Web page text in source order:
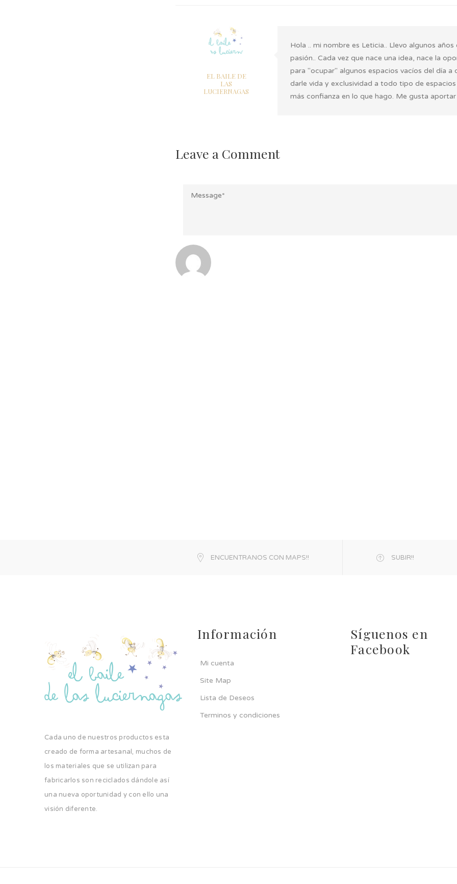
EL BAILE DE
LAS
LUCIERNAGAS
Hola .. mi nombre es Leticia.. Llevo algunos
pasión.. Cada vez que nace una idea, nace la
para "ocupar" algunos espacios vacíos del día
darle vida y exclusividad a todo tipo de
más confianza en lo que hago. Me gusta
Leave a Comment
ENCUENTRANOS CON MAPS!! SUBIR!!
Cada uno de nuestros productos esta
creado de forma artesanal, muchos de
los materiales que se utilizan para
fabricarlos son reciclados dándole así
una nueva oportunidad y con ello una
visión diferente.
Información
Mi cuenta
Site Map
Lista de Deseos
Terminos y condiciones
Síguenos en
Facebook